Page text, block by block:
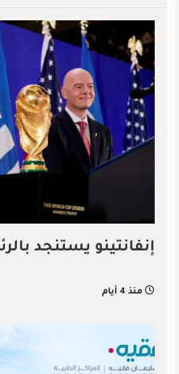
إنفانتينو يستنجد
منذ 4 أيام